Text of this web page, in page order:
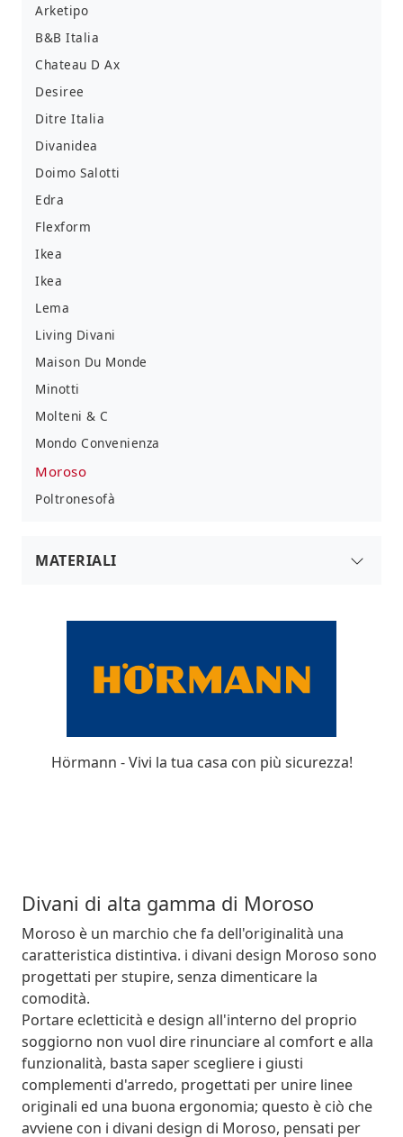
Arketipo
B&B Italia
Chateau D Ax
Desiree
Ditre Italia
Divanidea
Doimo Salotti
Edra
Flexform
Ikea
Ikea
Lema
Living Divani
Maison Du Monde
Minotti
Molteni & C
Mondo Convenienza
Moroso
Poltronesofà
MATERIALI
Hörmann - Vivi la tua casa con più sicurezza!
Divani di alta gamma di Moroso
Moroso è un marchio che fa dell'originalità una
caratteristica distintiva. i divani design Moroso sono
progettati per stupire, senza dimenticare la
comodità.
Portare ecletticità e design all'interno del proprio
soggiorno non vuol dire rinunciare al comfort e alla
funzionalità, basta saper scegliere i giusti
complementi d'arredo, progettati per unire linee
originali ed una buona ergonomia; questo è ciò che
avviene con i divani design di Moroso, pensati per